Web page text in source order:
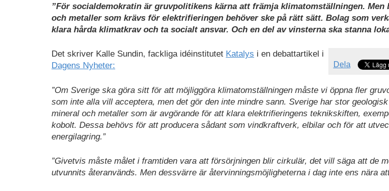
”För socialdemokratin är gruvpolitikens kärna att främja klimat­omställningen. Men
och metaller som krävs för elektri­fieringen behöver ske på rätt sätt. Bolag som
klara hårda klimatkrav och ta socialt ansvar. Och en del av vinsterna ska stanna
Dela
Det skriver Kalle Sundin, fackliga idéinstitutet Katalys i en debattartikel i
Dagens Nyheter:
”Om Sverige ska göra sitt för att möjliggöra klimatomställningen måste vi öppna fler
som inte alla vill acceptera, men det gör den inte mindre sann. Sverige har stor
mineral och metaller som är avgörande för att klara elektrifieringens teknikskiften,
kobolt. Dessa behövs för att producera sådant som vindkraftverk, elbilar och för att
energi­lagring.”
”Givetvis måste målet i framtiden vara att försörjningen blir cirkulär, det vill säga att de
utvunnits återanvänds. Men dessvärre är återvinningsmöjligheterna i dag inte ens nära